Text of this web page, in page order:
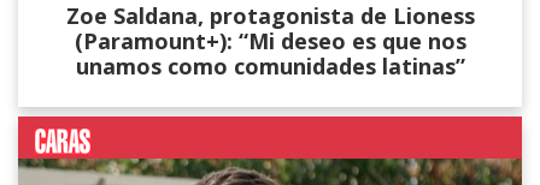
Zoe Saldana, protagonista de Lioness
(Paramount+): “Mi deseo es que nos
unamos como comunidades latinas”